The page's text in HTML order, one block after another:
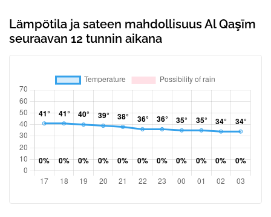
Lämpötila ja sateen mahdollisuus Al Qaşīm
seuraavan 12 tunnin aikana